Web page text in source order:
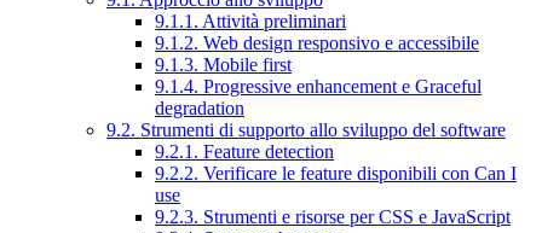
9.1.1. Attività preliminari
9.1.2. Web design responsivo e accessibile
9.1.3. Mobile first
9.1.4. Progressive enhancement e Graceful
degradation
9.2. Strumenti di supporto allo sviluppo del software
9.2.1. Feature detection
9.2.2. Verificare le feature disponibili con Can I
use
9.2.3. Strumenti e risorse per CSS e JavaScript